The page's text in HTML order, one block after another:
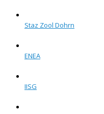
Staz Zool Dohrn
ENEA
IISG